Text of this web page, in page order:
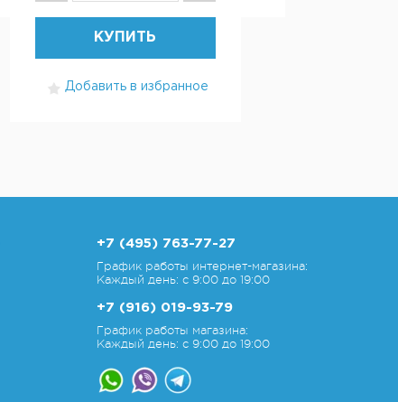
КУПИТЬ
Добавить в избранное
+7 (495) 763-77-27
График работы интернет-магазина:
Каждый день: с 9:00 до 19:00
+7 (916) 019-93-79
График работы магазина:
Каждый день: с 9:00 до 19:00